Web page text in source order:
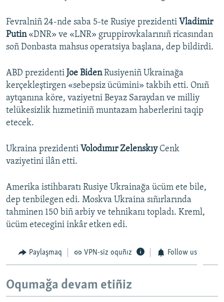
RFE/RS bütün saytları
Fevralniñ 24-nde saba 5-te Rusiye prezidenti Vladimir
Putin«DNR» ve «LNR» gruppirovkalarınıñ ricasından
soñ Donbasta mahsus operatsiya başlana, dep bildirdi.
ABD prezidenti Joe BidenRusiyeniñ Ukrainağa
kerçekleştirgen «sebepsiz ücümini» takbih etti. Onıñ
aytqanına köre, vaziyetni Beyaz Saraydan ve milliy
telükesizlik hızmetiniñ muntazam haberlerini taqip
etecek.
Ukraina prezidenti Volodımır Zelenskıy Cenk
vaziyetini ilân etti.
Amerika istihbaratı Rusiye Ukrainağa ücüm ete bile,
dep tenbilegen edi. Moskva Ukraina sıñırlarında
tahminen 150 biñ arbiy ve tehnikanı topladı. Kreml,
ücüm etecegini inkâr etken edi.
Paylaşmaq VPN-siz oquñız Follow us
Oqumağa devam etiñiz